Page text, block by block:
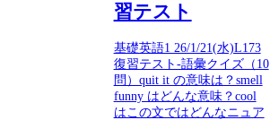
習テスト
基礎英語1 26/1/21(水)L173
復習テスト-語彙クイズ（10
問）quit it の意味は？smell
funny はどんな意味？cool
はこの文ではどんなニュア